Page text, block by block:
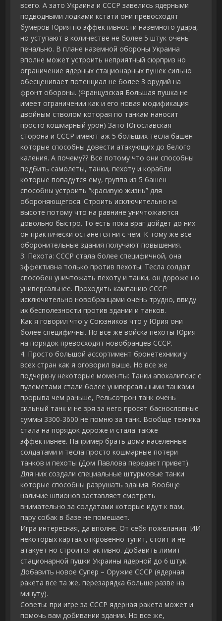
всего. А зато Украина и СССР завелись ядерными
подводными лодками кстати они превосходят
бумеров Юрия по эффективности наземного удара,
но уступают в количестве не более 5 штук очень
печально. В плане наземной обороны Украина
вполне может устроить неприятный сюрприз но
ограничение ядерных стационарных пушек сильно
обесценивает потенциал не более 3 орудий на
фронт обороны. (Французская Большая пушка не
имеет ограничении как и его новая модификация
двойным стволом которая по танкам наносит
просто кошмарный урон) Зато Югославская
сторона и СССР имеют аж 5 больших тесла башен
которые способны довести атакующих до белого
каления. А почему?? Все потому что они способны
подбить самолеты, танки, пехоту и корабли
которые попадутся ему, группа из 5 башен
способны устроить “красивую жизнь” для
обороняющегося. Строить исключительно на
высоте потому что на равнине уничтожаются
довольно быстро. То есть пока враг дойдет до них
он практически останется ни с чем. К тому же все
оборонительные здания получают повышения.
3. Пехота: СССР стала более специфичной, она
эффективна только против пехоты. Тесла солдат
способен уничтожать пехоту и танки, он дороже но
универсальнее. Проходить кампанию СССР
исключительно новобранцами очень трудно, ввиду
их бесполезности против здании и танков.
Как я говорил что у Союзников что у Юрия они
более специфичны. Но все же войска пехоты Юрия
на порядок превосходят новобранцев СССР.
4. Просто большой ассортимент бронетехники у
всех стран как я оговорил выше. Но все же
подчеркну некоторые моменты: Танки апокалипсис с
пулеметами стали более универсальными танками
прорыва чем раньше, Рельсотрон танк очень
сильный танк и не зря за него просят баснословные
суммы 3300-3600 не помню за танк. Вообще техника
стала на порядок дороже и стала также
эффективнее. Например брать дома населенные
солдатами и тесла просто кошмарные потери
танков и пехоты (Дом Павлова передает привет).
Для них создали специальные штурмовые танки
которые способны разрушать здания. Вообще
наличие шпионов заставляет смотреть
внимательно за солдатами которые идут к вам,
пару собак в базе не помешает.
Игра интересная, да вполне. От себя пожелания: ИИ
некоторых картах откровенно тупит, стоит и не
атакует но строится активно. Добавить лимит
стационарной пушки Украины ядерной до 6 штук.
Добавить новое Супер – Оружие СССР (ядерная
ракета все та же, перезарядка больше разве на
минуту).
Советы: при игре за СССР ядерная ракета может и
помочь вам добивании здании. Но все же,